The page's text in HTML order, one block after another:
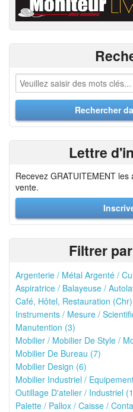
Lettre
Recevez GRATUITEMENT
vente.
Filtrer
Argenterie / Métal Argenté /
Aspiratrice / Balayeuse /
Café, Hôtel, Restauration
Instruments / Mesure /
Manutention (3)
Mobilier / Mobilier De Style /
Mobilier De Bureau (7)
Mobilier Design (6)
Mobilier Industriel /
Outillage D'atelier / Industriel
Palette / Pallox / Caisse /